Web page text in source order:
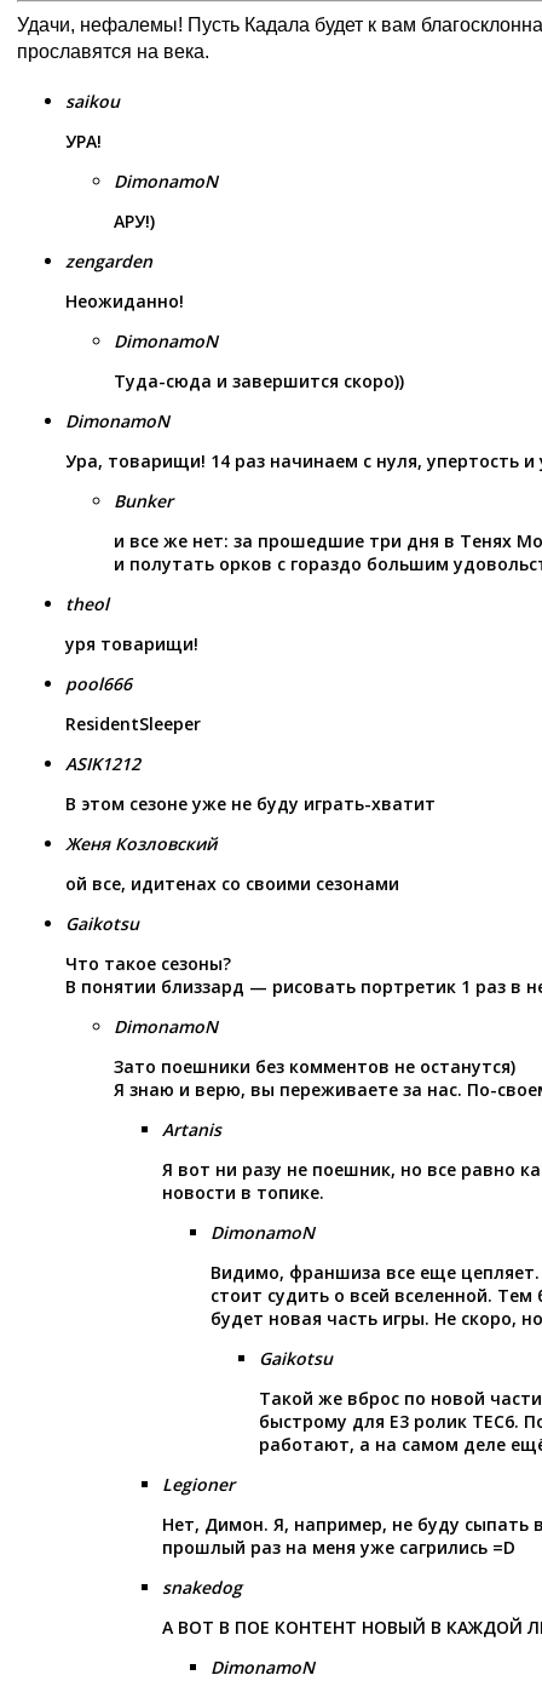
Удачи, нефалемы! Пусть Кадала будет к вам
прославятся на века.
saikou
УРА!
DimonamoN
АРУ!)
zengarden
Неожиданно!
DimonamoN
Туда-сюда и завершится скоро))
DimonamoN
Ура, товарищи! 14 раз начинаем с нуля, упертость и
Bunker
и все же нет: за прошедшие три дня в Тенях
и полутать орков с гораздо большим
theol
уря товарищи!
pool666
ResidentSleeper
ASIK1212
В этом сезоне уже не буду играть-хватит
Женя Козловский
ой все, идитенах со своими сезонами
Gaikotsu
Что такое сезоны?
В понятии близзард — рисовать портретик 1 раз в
DimonamoN
Зато поешники без комментов не останутся)
Я знаю и верю, вы переживаете за нас. По-
Artanis
Я вот ни разу не поешник, но все равно
новости в топике.
DimonamoN
Видимо, франшиза все еще
стоит судить о всей вселенной.
будет новая часть игры. Не скоро,
Gaikotsu
Такой же вброс по новой
быстрому для Е3 ролик ТЕС6.
работают, а на самом деле
Legioner
Нет, Димон. Я, например, не буду сыпать
прошлый раз на меня уже сагрились =D
snakedog
А ВОТ В ПОЕ КОНТЕНТ НОВЫЙ В КАЖДОЙ
DimonamoN